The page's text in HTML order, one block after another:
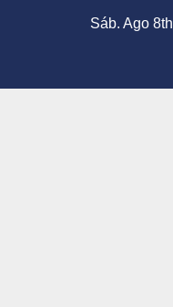
Sáb. Ago